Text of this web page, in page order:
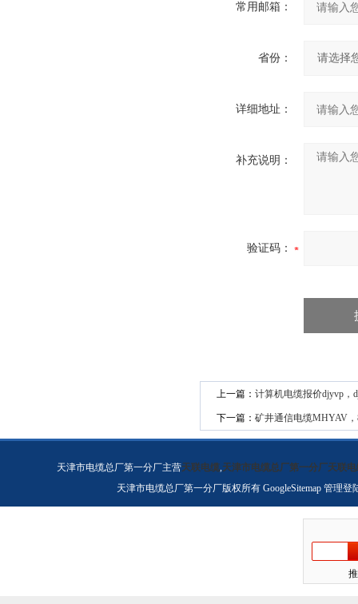
常用邮箱：
省份：
详细地址：
补充说明：
验证码：
上一篇： 计算机电缆报价djyvp，
下一篇： 矿井通信电缆MHYAV
天津市电缆总厂第一分厂主营天联电缆,天津市电缆总厂第一分厂天联电
天津市电缆总厂第一分厂版权所有 GoogleSitemap 管理登